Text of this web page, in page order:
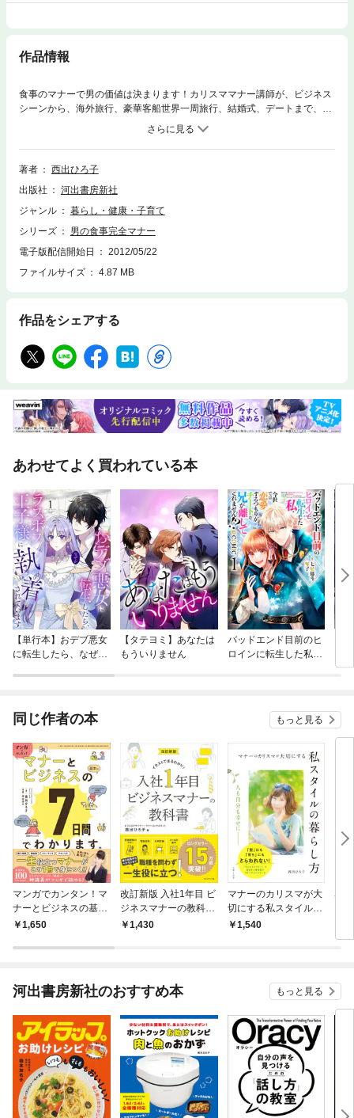
作品情報
食事のマナーで男の価値は決まります！カリスママナー講師が、ビジネス
シーンから、海外旅行、豪華客船世界一周旅行、結婚式、デートまで、世
界で通用するテーブルマナー、食事にまつわる作法を紹介。素敵な紳士と
して多くの人々から賞賛され、愛される存在になるための本物のテーブル
マナーを伝授します。
著者
西出ひろ子
出版社
河出書房新社
ジャンル
暮らし・健康・子育て
シリーズ
男の食事完全マナー
電子版配信開始日
2012/05/22
ファイルサイズ
4.87 MB
作品をシェアする
あわせてよく買われている本
【単行本】おデブ悪女
に転生したら、なぜか
【タテヨミ】あなたは
もういりません
バッドエンド目前のヒ
ロインに転生した私、
同じ作者の本 もっと見る
マンガでカンタン！マ
ナーとビジネスの基本
は7日間でわかりま
1,650
改訂新版 入社1年目 ビ
ジネスマナーの教科書
――イラストでまるわ
1,430
マナーのカリスマが大
切にする私スタイルの
暮らし方
1,540
感
河出書房新社のおすすめ本 もっと見る